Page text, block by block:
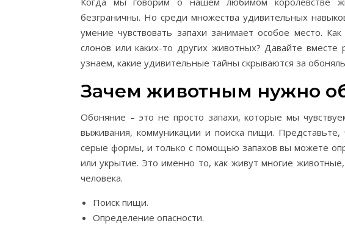
безграничны. Но среди множества удивительных
умение чувствовать запахи занимает особое место.
слонов или каких-то других животных? Давайте
узнаем, какие удивительные тайны скрываются за
Зачем животным нужно
Обоняние – это не просто запахи, которые мы
выживания, коммуникации и поиска пищи.
серые формы, и только с помощью запахов вы можете
или укрытие. Это именно то, как живут многие
человека.
Поиск пищи.
Определение опасности.